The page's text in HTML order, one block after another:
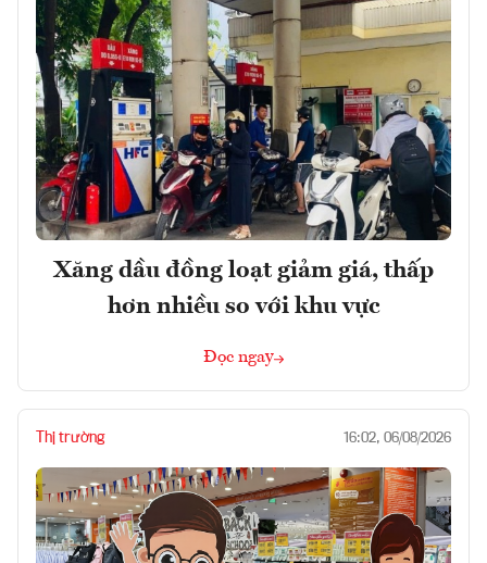
Xăng dầu đồng loạt giảm giá, thấp
hơn nhiều so với khu vực
Đọc ngay
Thị trường 16:02, 06/08/2026